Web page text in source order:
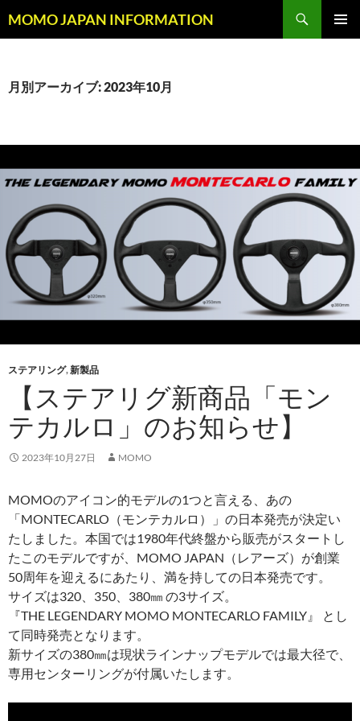
ン
ツ
キ
プ
MOMO JAPAN INFORMATION
索
月別アーカイブ: 2023年10月
ステアリング,新製品
【ステアリグ新商品「モン
テカルロ」のお知らせ】
2023年10月27日 MOMO
MOMOのアイコン的モデルの1つと言える、あの
「MONTECARLO（モンテカルロ）」の日本発売が決定い
たしました。本国では1980年代終盤から販売がスタートし
たこのモデルですが、MOMO JAPAN（レアーズ）が創業
50周年を迎えるにあたり、満を持しての日本発売です。
サイズは320、350、380㎜ の3サイズ。
『THE LEGENDARY MOMO MONTECARLO FAMILY』 とし
て同時発売となります。
新サイズの380㎜は現状ラインナップモデルでは最大径で、
専用センターリングが付属いたします。